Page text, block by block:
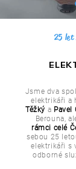
25 let
Jsme dva
elektrikáři a
Těžký a Pavel
Berouna,
rámci celé
sebou 25
elektrikáři s
odborné